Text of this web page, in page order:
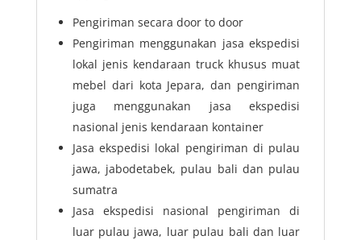
Pengiriman secara door to door
Pengiriman menggunakan jasa ekspedisi
lokal jenis kendaraan truck khusus muat
mebel dari kota Jepara, dan pengiriman
juga menggunakan jasa ekspedisi
nasional jenis kendaraan kontainer
Jasa ekspedisi lokal pengiriman di pulau
jawa, jabodetabek, pulau bali dan pulau
sumatra
Jasa ekspedisi nasional pengiriman di
luar pulau jawa, luar pulau bali dan luar